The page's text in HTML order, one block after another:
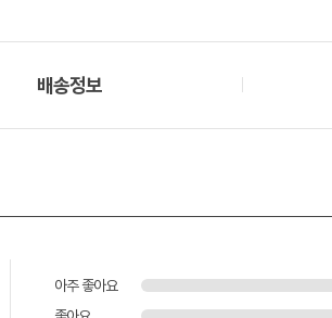
배송정보
아주 좋아요